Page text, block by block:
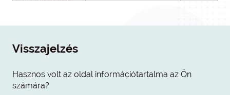
Visszajelzés
Hasznos volt az oldal információtartalma az Ön
számára?